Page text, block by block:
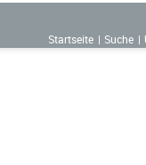
Startseite
Suche